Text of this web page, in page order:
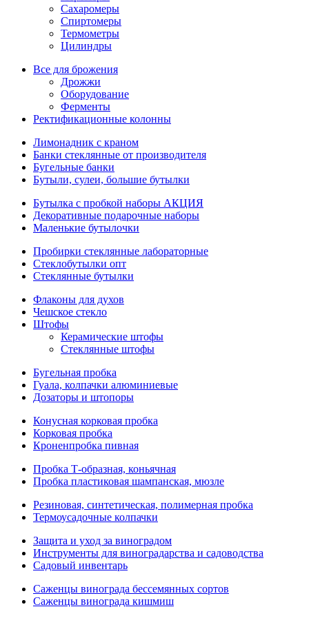
Сахаромеры
Спиртомеры
Термометры
Цилиндры
Все для брожения
Дрожжи
Оборудование
Ферменты
Ректификационные колонны
Лимонадник с краном
Банки стеклянные от производителя
Бугельные банки
Бутыли, сулеи, большие бутылки
Бутылка с пробкой наборы АКЦИЯ
Декоративные подарочные наборы
Маленькие бутылочки
Пробирки стеклянные лабораторные
Стеклобутылки опт
Стеклянные бутылки
Флаконы для духов
Чешское стекло
Штофы
Керамические штофы
Стеклянные штофы
Бугельная пробка
Гуала, колпачки алюминиевые
Дозаторы и штопоры
Конусная корковая пробка
Корковая пробка
Кроненпробка пивная
Пробка Т-образная, коньячная
Пробка пластиковая шампанская, мюзле
Резиновая, синтетическая, полимерная пробка
Термоусадочные колпачки
Защита и уход за виноградом
Инструменты для виноградарства и садоводства
Садовый инвентарь
Саженцы винограда бессемянных сортов
Саженцы винограда кишмиш